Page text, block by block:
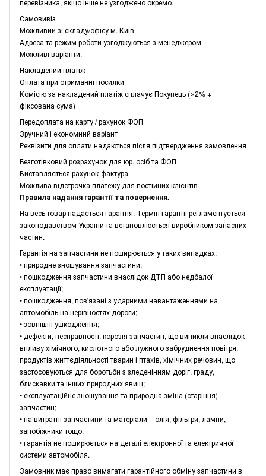
Самовивіз
Можливий зі складу/офісу м. Київ
Адреса та режим роботи узгоджуються з менеджером
Можливі варіанти:
Накладений платіж
Оплата при отриманні посилки
Комісію за накладений платіж сплачує Покупець (≈2% +
фіксована сума)
Передоплата на карту / рахунок ФОП
Зручний і економний варіант
Реквізити для оплати надаються після підтвердження замовлення
Безготівковий розрахунок для юр. осіб та ФОП
Виставляється рахунок-фактура
Можлива відстрочка платежу для постійних клієнтів
Правила надання гарантії та повернення.
На весь товар надається гарантія. Термін гарантії регламентується
законодавством України та встановлюється виробником запасних
частин.
Гарантія на запчастини не поширюється у таких випадках:
• природне зношування запчастини;
• пошкодження запчастини внаслідок ДТП або недбалої
експлуатації;
• пошкодження, пов'язані з ударними навантаженнями на
автомобіль на нерівностях дороги;
• зовнішні ушкодження;
• дефекти, несправності, корозія запчастин, що виникли внаслідок
впливу хімічного, кислотного або лужного забруднення повітря,
продуктів життєдіяльності тварин і птахів, хімічних речовин, що
застосовуються для боротьби з зледенінням доріг, граду,
блискавки та інших природних явищ;
• експлуатаційне зношування та природна зміна (старіння)
запчастин;
• на витратні запчастини та матеріали – олія, фільтри, лампи,
запобіжники тощо;
• гарантія не поширюється на деталі електронної та електричної
системи автомобіля.
Замовник має право вимагати гарантійного обміну запчастини в